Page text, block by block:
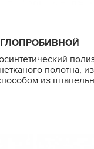
полотна,
из